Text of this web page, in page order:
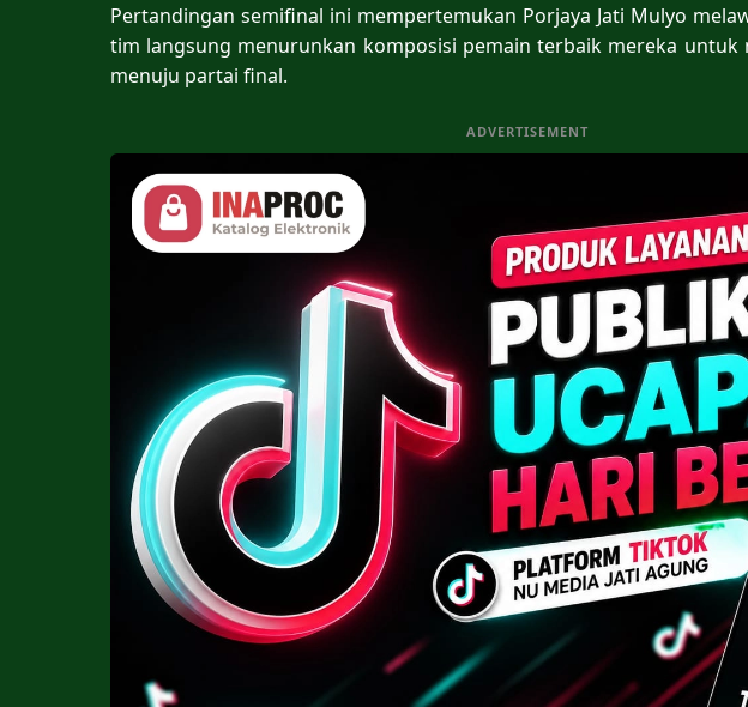
Pertandingan semifinal ini mempertemukan Porjaya Jati Mulyo
tim langsung menurunkan komposisi pemain terbaik mereka
menuju partai final.
ADVERTISEMENT